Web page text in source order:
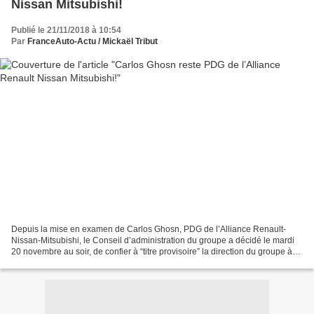
Nissan Mitsubishi!
Publié le 21/11/2018 à 10:54
Par FranceAuto-Actu / Mickaël Tribut
Depuis la mise en examen de Carlos Ghosn, PDG de l’Alliance Renault-
Nissan-Mitsubishi, le Conseil d’administration du groupe a décidé le mardi
20 novembre au soir, de confier à “titre provisoire” la direction du groupe à